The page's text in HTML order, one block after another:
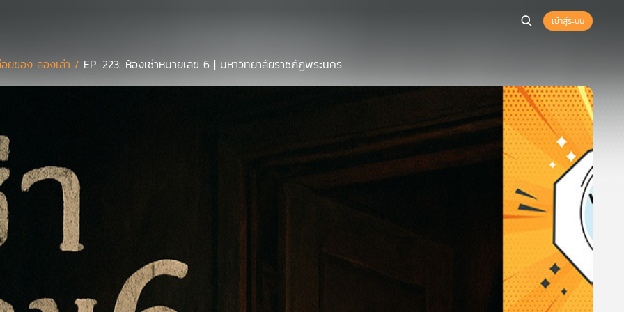
เข้าสู่ระบบ
ยของ ลองเล่า / EP. 223: ห้องเช่าหมายเลข 6 | มหาวิทยาลัยราชภัฏพระนคร